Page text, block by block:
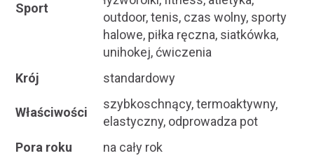
Sport
outdoor, tenis, czas wolny, sporty
halowe, piłka ręczna, siatkówka,
unihokej, ćwiczenia
Krój
standardowy
Właściwości
szybkoschnący, termoaktywny,
elastyczny, odprowadza pot
Pora roku
na cały rok